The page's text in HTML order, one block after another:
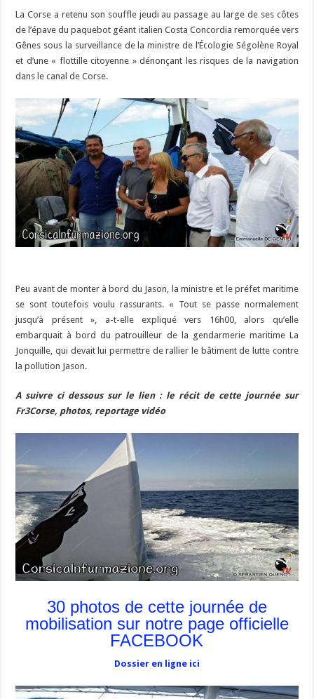
La Corse a retenu son souffle jeudi au passage au large de ses côtes
de l’épave du paquebot géant italien Costa Concordia remorquée vers
Gênes sous la surveillance de la ministre de l’Écologie Ségolène Royal
et d’une « flottille citoyenne » dénonçant les risques de la navigation
dans le canal de Corse.
Peu avant de monter à bord du Jason, la ministre et le préfet maritime
se sont toutefois voulu rassurants. « Tout se passe normalement
jusqu’à présent », a-t-elle expliqué vers 16h00, alors qu’elle
embarquait à bord du patrouilleur de la gendarmerie maritime La
Jonquille, qui devait lui permettre de rallier le bâtiment de lutte contre
la pollution Jason.
A suivre ci dessous sur le lien : le récit de cette journée sur
Fr3Corse, photos, reportage vidéo
30 photos de cette journée de
mobilisation sur notre page officielle
FACEBOOK
Dossier en ligne ici